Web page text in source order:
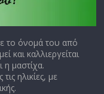
το όνομά του από
και καλλιεργείται
η μαστίχα.
ηλικίες, με